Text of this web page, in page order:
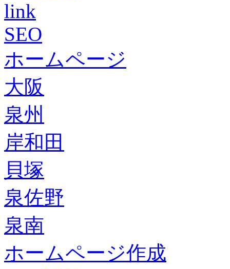
link
SEO
ホームページ
大阪
泉州
岸和田
貝塚
泉佐野
泉南
ホームページ作成